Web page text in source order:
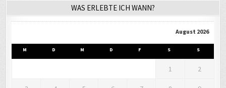
WAS ERLEBTE ICH WANN?
August 2026
M D M D F S S
1 2